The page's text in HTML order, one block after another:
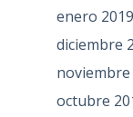
enero 2019
diciembre
noviembre
octubre